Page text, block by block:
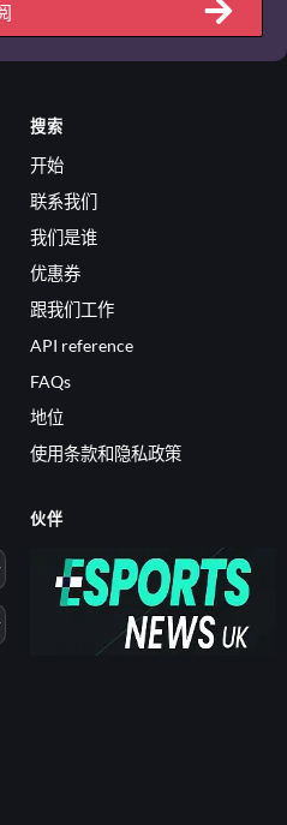
搜索
开始
联系我们
我们是谁
优惠券
跟我们工作
API reference
FAQs
地位
使用条款和隐私政策
伙伴